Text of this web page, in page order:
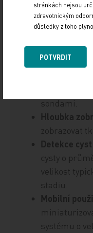
Flexibilní
flexibilní
materiál
sondami.
Hloubka
zobrazovat
Detekce cyst
cysty o
velikost
stadiu.
Mobilní
systému o
stránkách nejsou
zdravotnickým
důsledky z toho
POTVRDIT